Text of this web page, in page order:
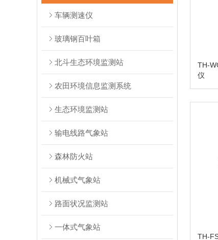
车辆测速仪
玻璃钢百叶箱
北斗生态环境监测站
农田环境信息监测系统
生态环境监测站
输电线路气象站
森林防火站
机械式气象站
路面状况监测站
一体式气象站
TH-
仪
TH-